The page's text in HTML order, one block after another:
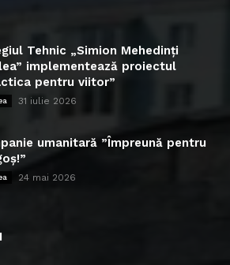
Tehnic „Simion Mehedinți
implementează proiectul
pentru viitor”
31 iulie 2026
umanitară ”Împreună pentru
24 mai 2026